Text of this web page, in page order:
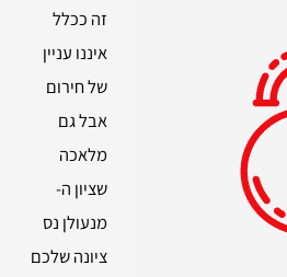
זה ככלל
איננו עניין
של חירום
אבל גם
מלאכה
שציון ה-
מנעולן נס
ציונה שלכם